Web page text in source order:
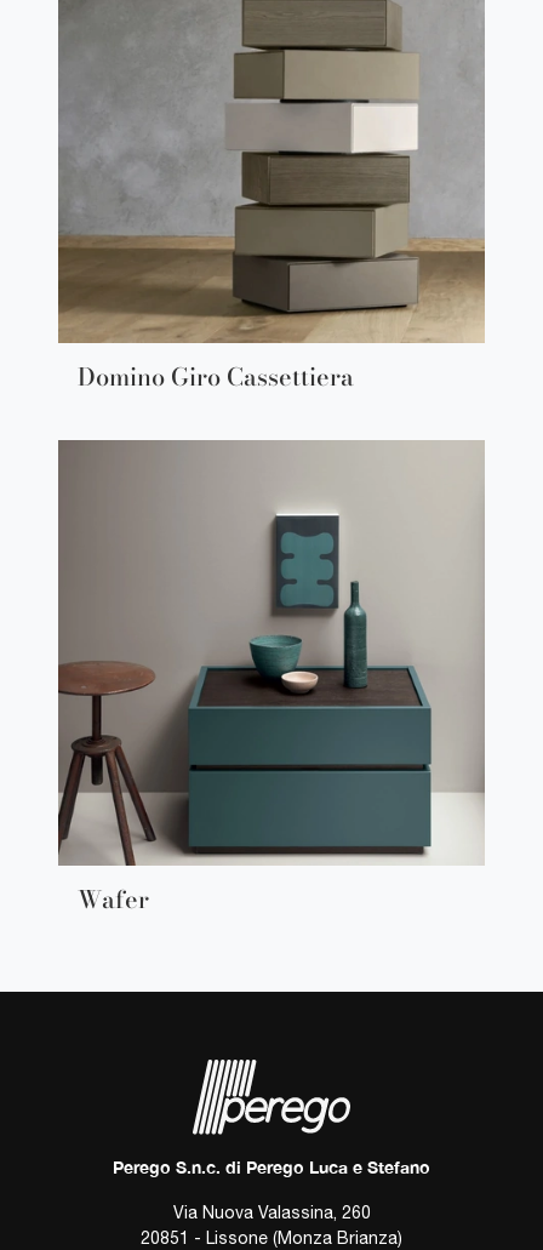
Domino Giro Cassettiera
Wafer
Perego S.n.c. di Perego Luca e Stefano
Via Nuova Valassina, 260
20851 - Lissone (Monza Brianza)